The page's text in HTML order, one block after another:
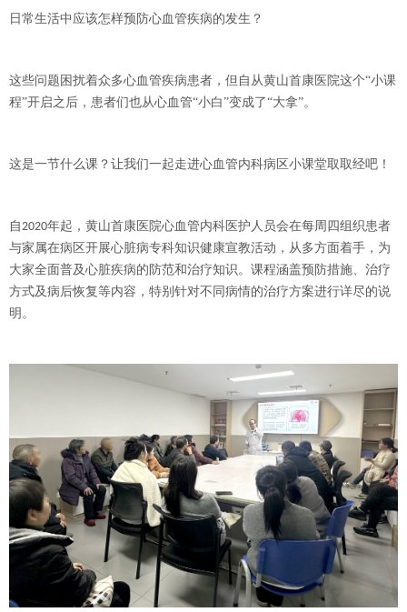
日常生活中应该怎样预防心血管疾病的发生？
这些问题困扰着众多心血管疾病患者，但自从黄山首康医院这个“小课
程”开启之后，患者们也从心血管“小白”变成了“大拿”。
这是一节什么课？让我们一起走进心血管内科病区小课堂取取经吧！
自2020年起，黄山首康医院心血管内科医护人员会在每周四组织患者
与家属在病区开展心脏病专科知识健康宣教活动，从多方面着手，为
大家全面普及心脏疾病的防范和治疗知识。课程涵盖预防措施、治疗
方式及病后恢复等内容，特别针对不同病情的治疗方案进行详尽的说
明。